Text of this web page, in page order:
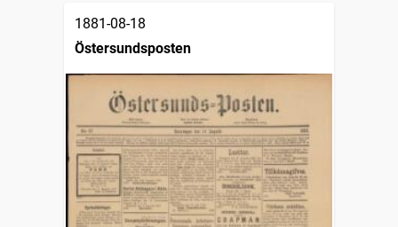
1881-08-18
Östersundsposten